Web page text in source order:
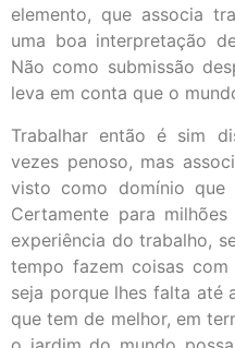
elemento, que associa
uma boa interpretação
Não como submissão
leva em conta que o
Trabalhar então é sim
vezes penoso, mas
visto como domínio que
Certamente para
experiência do trabalho,
tempo fazem coisas
seja porque lhes falta até
que tem de melhor, em